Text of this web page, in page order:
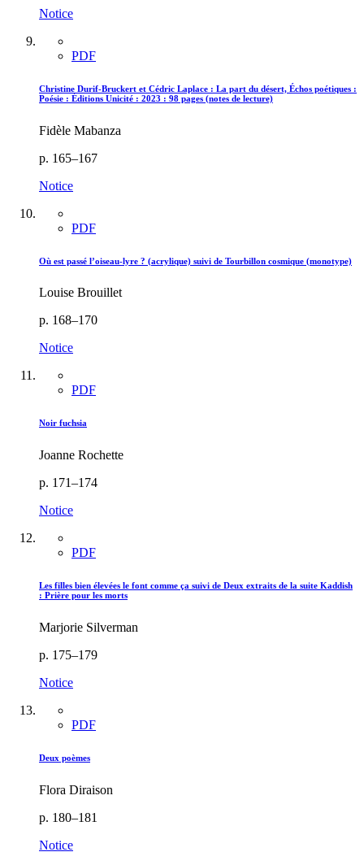
Notice
PDF
Christine Durif-Bruckert et Cédric Laplace : La part du désert, Échos poétiques :
Poésie : Éditions Unicité : 2023 : 98 pages (notes de lecture)
Fidèle Mabanza
p. 165–167
Notice
PDF
Où est passé l’oiseau-lyre ? (acrylique) suivi de Tourbillon cosmique (monotype)
Louise Brouillet
p. 168–170
Notice
PDF
Noir fuchsia
Joanne Rochette
p. 171–174
Notice
PDF
Les filles bien élevées le font comme ça suivi de Deux extraits de la suite Kaddish
: Prière pour les morts
Marjorie Silverman
p. 175–179
Notice
PDF
Deux poèmes
Flora Diraison
p. 180–181
Notice